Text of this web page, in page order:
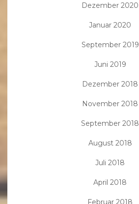
Dezember 2020
Januar 2020
September 2019
Juni 2019
Dezember 2018
November 2018
September 2018
August 2018
Juli 2018
April 2018
Februar 2018